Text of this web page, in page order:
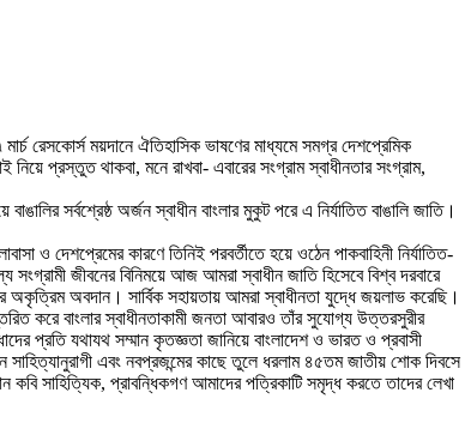
রেসকোর্স ময়দানে ঐতিহাসিক ভাষণের মাধ্যমে সমগ্র দেশপ্রেমিক
প্রস্তুত থাকবা, মনে রাখবা- এবারের সংগ্রাম স্বাধীনতার সংগ্রাম,
সর্বশ্রেষ্ঠ অর্জন স্বাধীন বাংলার মুকুট পরে এ নির্যাতিত বাঙালি জাতি।
ও দেশপ্রেমের কারণে তিনিই পরবর্তীতে হয়ে ওঠেন পাকবাহিনী নির্যাতিত-
জীবনের বিনিময়ে আজ আমরা স্বাধীন জাতি হিসেবে বিশ্ব দরবারে
অকৃত্রিম অবদান। সার্বিক সহায়তায় আমরা স্বাধীনতা যুদ্ধে জয়লাভ করেছি।
করে বাংলার স্বাধীনতাকামী জনতা আবারও তাঁর সুযোগ্য উত্তরসুরীর
প্রতি যথাযথ সম্মান কৃতজ্ঞতা জানিয়ে বাংলাদেশ ও ভারত ও প্রবাসী
সাহিত্যানুরাগী এবং নবপ্রজন্মের কাছে তুলে ধরলাম ৪৫তম জাতীয় শোক দিবসে
কবি সাহিত্যিক, প্রাবন্ধিকগণ আমাদের পত্রিকাটি সমৃদ্ধ করতে তাদের লেখা